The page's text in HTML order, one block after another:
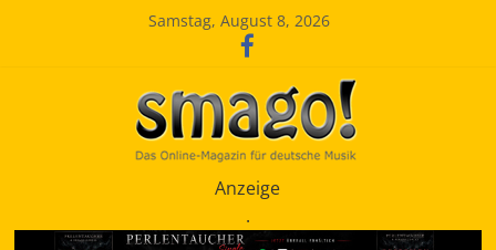
Samstag, August 8, 2026
SchlagerMAGazinOnline
Anzeige
.